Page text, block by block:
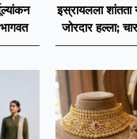
इस्रायलला
जोरदार हल्ला;